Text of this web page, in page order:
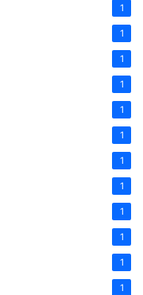
1
1
1
1
1
1
1
1
1
1
1
1